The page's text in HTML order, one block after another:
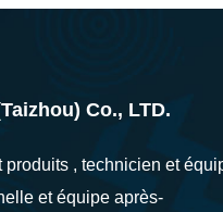
Co., LTD.
, technicien et
et équipe après-